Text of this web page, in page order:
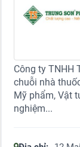
Công ty TNHH
chuỗi nhà
Mỹ phẩm, Vật
nghiệm...